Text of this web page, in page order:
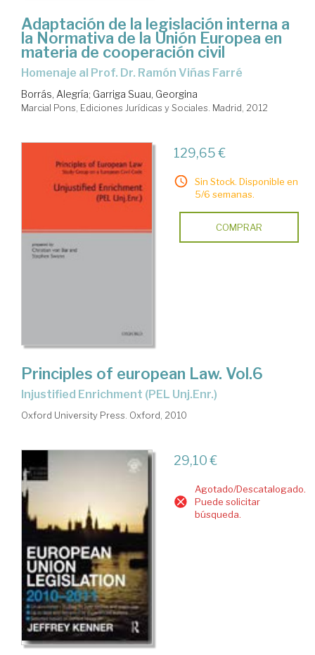
Adaptación de la legislación interna a
la Normativa de la Unión Europea en
materia de cooperación civil
Homenaje al Prof. Dr. Ramón Viñas Farré
Borrás, Alegría; Garriga Suau, Georgina
Marcial Pons, Ediciones Jurídicas y Sociales. Madrid, 2012
129,65 €
Sin Stock. Disponible en
5/6 semanas.
COMPRAR
Principles of european Law. Vol.6
Injustified Enrichment (PEL Unj.Enr.)
Oxford University Press. Oxford, 2010
29,10 €
Agotado/Descatalogado.
Puede solicitar
búsqueda.